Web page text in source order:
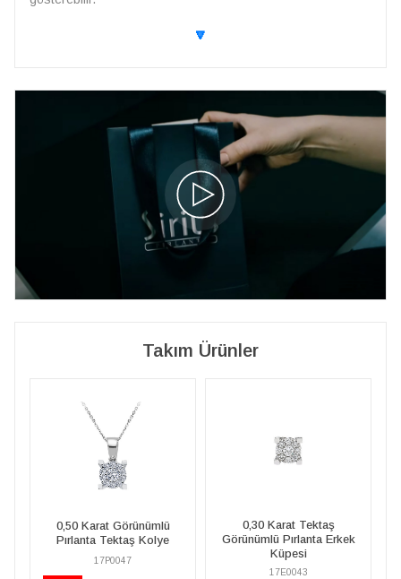
🔽
Takım Ürünler
0,30 Karat Tektaş
Görünümlü Pırlanta Erkek
1 Karat Tektaş
Pırlanta Küpe